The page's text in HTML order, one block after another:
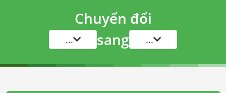
Chuyển đổi
... sang ...